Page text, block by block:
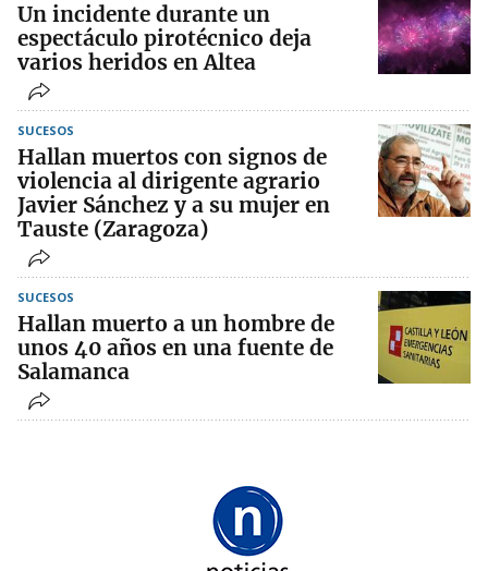
Un incidente durante un
espectáculo pirotécnico deja
varios heridos en Altea
SUCESOS
Hallan muertos con signos de
violencia al dirigente agrario
Javier Sánchez y a su mujer en
Tauste (Zaragoza)
SUCESOS
Hallan muerto a un hombre de
unos 40 años en una fuente de
Salamanca